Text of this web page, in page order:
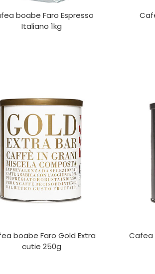
boabe Faro Espresso
Italiano 1kg
boabe Faro Gold Extra
cutie 250g
Cafea